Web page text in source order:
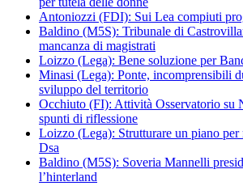
Antoniozzi (FDI): Sui Lea compiuti
Baldino (M5S): Tribunale di
mancanza di magistrati
Loizzo (Lega): Bene soluzione per
Minasi (Lega): Ponte, incomprensibili
sviluppo del territorio
Occhiuto (FI): Attività Osservatorio su
spunti di riflessione
Loizzo (Lega): Strutturare un piano per
Dsa
Baldino (M5S): Soveria Mannelli
l’hinterland